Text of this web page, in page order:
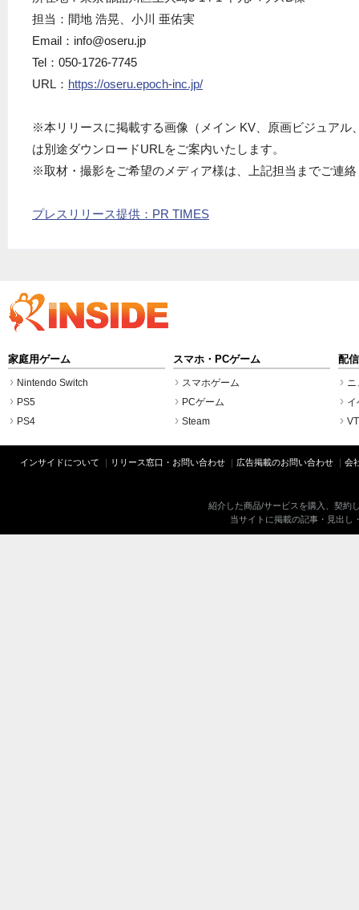
担当：間地 浩晃、小川 亜佑実
Email：info@oseru.jp
Tel：050-1726-7745
URL： https://oseru.epoch-inc.jp/
※本リリースに掲載する画像（メイン KV、原画ビジュアル
は別途ダウンロードURLをご案内いたします。
※取材・撮影をご希望のメディア様は、上記担当までご連
プレスリリース提供：PR TIMES
家庭用ゲーム
Nintendo Switch
PS5
PS4
スマホ・PCゲーム
スマホゲーム
PCゲーム
Steam
配
ニ
イ
インサイドについて リリース窓口・お問い合わせ 広告掲載のお問い合わせ 会
紹介した商品/サービスを購入、契約
当サイトに掲載の記事・見出し